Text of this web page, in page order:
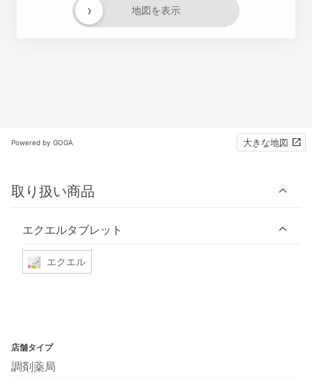
地図を表示
›
Powered by GOGA 大きな地図
取り扱い商品
エクエルタブレット
エクエル
店舗タイプ
調剤薬局